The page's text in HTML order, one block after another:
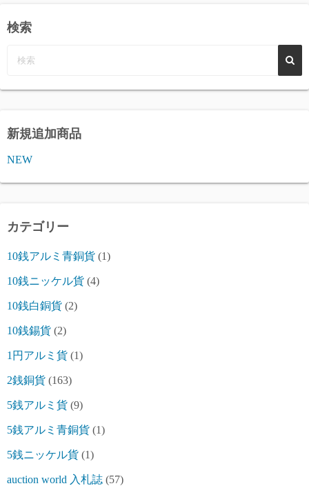
検索
新規追加商品
NEW
カテゴリー
10銭アルミ青銅貨 (1)
10銭ニッケル貨 (4)
10銭白銅貨 (2)
10銭錫貨 (2)
1円アルミ貨 (1)
2銭銅貨 (163)
5銭アルミ貨 (9)
5銭アルミ青銅貨 (1)
5銭ニッケル貨 (1)
auction world 入札誌 (57)